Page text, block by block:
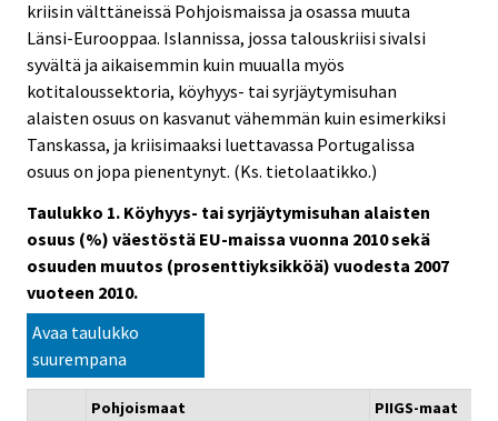
kriisin välttäneissä Pohjoismaissa ja osassa muuta
Länsi-Eurooppaa. Islannissa, jossa talouskriisi sivalsi
syvältä ja aikaisemmin kuin muualla myös
kotitaloussektoria, köyhyys- tai syrjäytymisuhan
alaisten osuus on kasvanut vähemmän kuin esimerkiksi
Tanskassa, ja kriisimaaksi luettavassa Portugalissa
osuus on jopa pienentynyt. (Ks. tietolaatikko.)
Taulukko 1. Köyhyys- tai syrjäytymisuhan alaisten
osuus (%) väestöstä EU-maissa vuonna 2010 sekä
osuuden muutos (prosenttiyksikköä) vuodesta 2007
vuoteen 2010.
Avaa taulukko
suurempana
Pohjoismaat
PIIGS-maat